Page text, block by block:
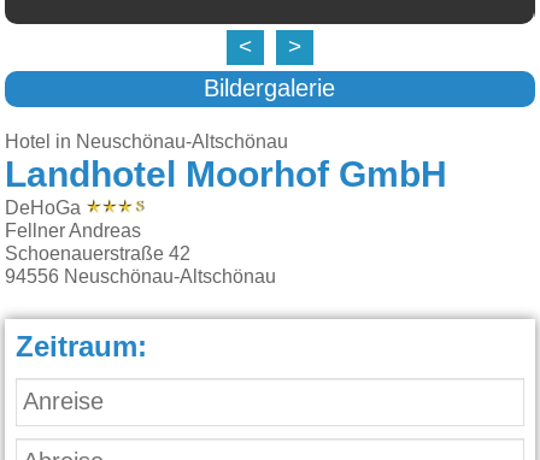
< >
Bildergalerie
Hotel in Neuschönau-Altschönau
Landhotel Moorhof GmbH
DeHoGa
Fellner Andreas
Schoenauerstraße 42
94556 Neuschönau-Altschönau
Zeitraum: